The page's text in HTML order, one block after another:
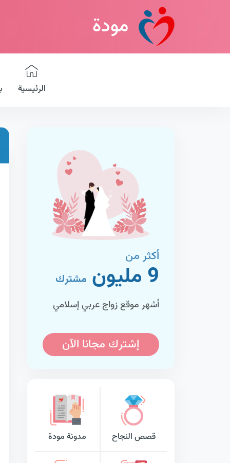
مودة
الرئيسية
أكثر من
9 مليون مشترك
أشهر موقع زواج عربي إسلامي
إشترك مجانا الآن
قصص النجاح مدونة مودة